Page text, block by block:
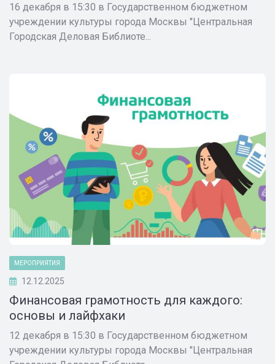
16 декабря в 15:30 в Государственном бюджетном
учреждении культуры города Москвы "Центральная
Городская Деловая Библиоте...
МЕРОПРИЯТИЯ
12.12.2025
Финансовая грамотность для каждого:
основы и лайфхаки
12 декабря в 15:30 в Государственном бюджетном
учреждении культуры города Москвы "Центральная